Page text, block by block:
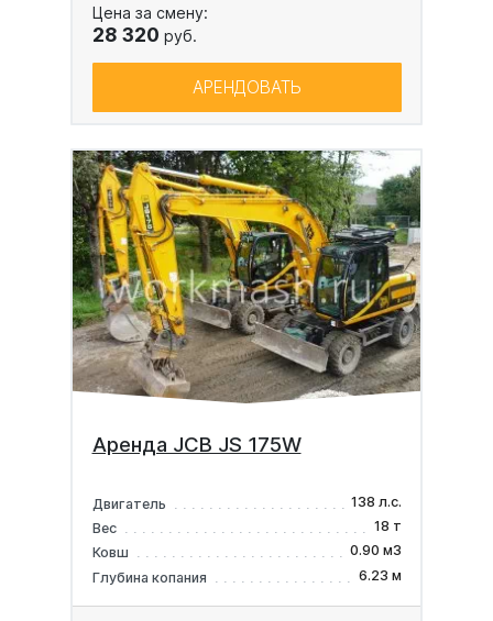
Цена за смену:
28 320 руб.
АРЕНДОВАТЬ
Аренда JCB JS 175W
Двигатель
138 л.с.
Вес
18 т
Ковш
0.90 м3
Глубина копания
6.23 м